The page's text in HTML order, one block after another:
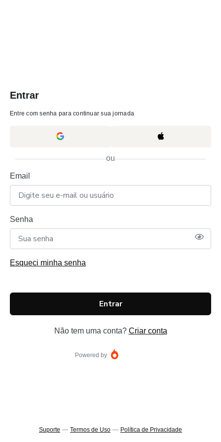
Entrar
Entre com senha para continuar sua jornada
ou
Email
Senha
Esqueci minha senha
Entrar
Não tem uma conta? Criar conta
Powered by
Suporte — Termos de Uso — Política de Privacidade